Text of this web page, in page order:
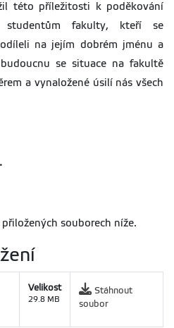
této příležitosti k poděkování
studentům fakulty, kteří se
na jejím dobrém jménu a
se situace na fakultě
a vynaložené úsilí nás všech
souborech níže.
Velikost
29.8 MB
Stáhnout
soubor